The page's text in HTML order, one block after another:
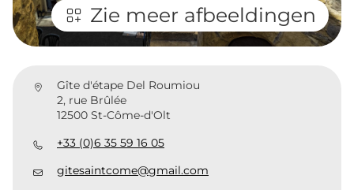
Zie meer afbeeldingen
Gîte d'étape Del Roumiou
2, rue Brûlée
12500 St-Côme-d'Olt
+33 (0)6 35 59 16 05
gitesaintcome@gmail.com